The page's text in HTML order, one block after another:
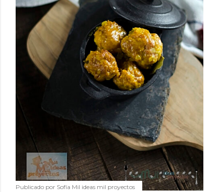
Publicado por Sofía Mil ideas mil proyectos